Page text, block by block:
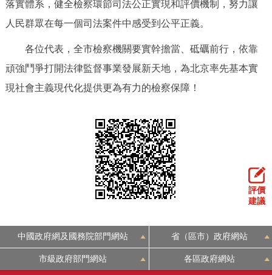
落實體系，健全檢察環節司法公正實現和評價機制，努力讓
人民群眾在每一個司法案件中感受到公平正義。
各位代表，全市檢察機關要實幹擔當、砥礪前行，依靠
頑強鬥爭打開法律監督事業發展新天地，為北京率先基本實
現社會主義現代化提供更為有力的檢察保障！
評價
建議
中國政府網及國務院部門網站 省（區市）政府網站
市級政府部門網站 各區政府網站